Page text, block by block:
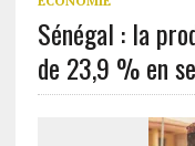
Sénégal : la
de 23,9 % en